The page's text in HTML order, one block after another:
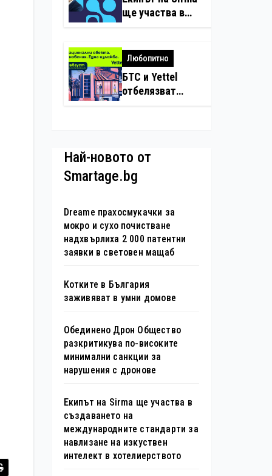
нарушения с
дронове
ще участва в
създаването на
стандарти за
навлизане на
изкуствен
интелект в
Любопитно
БТС и Yettel
отбелязват
национални
туристически
изложба в София
Най-новото от
Smartage.bg
Dreame прахосмукачки за
мокро и сухо почистване
надхвърлиха 2 000 патентни
заявки в световен мащаб
Котките в България
заживяват в умни домове
Обединено Дрон Общество
разкритикува по-високите
минимални санкции за
нарушения с дронове
Екипът на Sirma ще участва в
създаването на
международните стандарти за
навлизане на изкуствен
интелект в хотелиерството